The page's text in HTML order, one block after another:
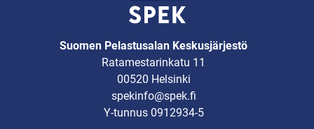
Suomen Pelastusalan Keskusjärjestö
Ratamestarinkatu 11
00520 Helsinki
spekinfo@spek.fi
Y-tunnus 0912934-5